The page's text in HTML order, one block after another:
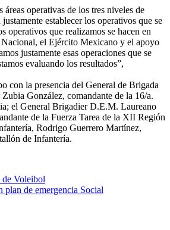
áreas operativas de los tres niveles de
establecer los operativos que se
operativos que realizamos se hacen en
el Ejército Mexicano y el apoyo
justamente esas operaciones que se
evaluando los resultados”,
con la presencia del General de Brigada
González, comandante de la 16/a.
el General Brigadier D.E.M. Laureano
de la Fuerza Tarea de la XII Región
Rodrigo Guerrero Martínez,
de Infantería.
de Voleibol
plan de emergencia Social